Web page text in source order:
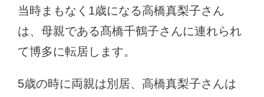
当時まもなく1歳になる高橋真梨子さん
は、母親である髙橋千鶴子さんに連れられ
て博多に転居します。
5歳の時に両親は別居、高橋真梨子さんは